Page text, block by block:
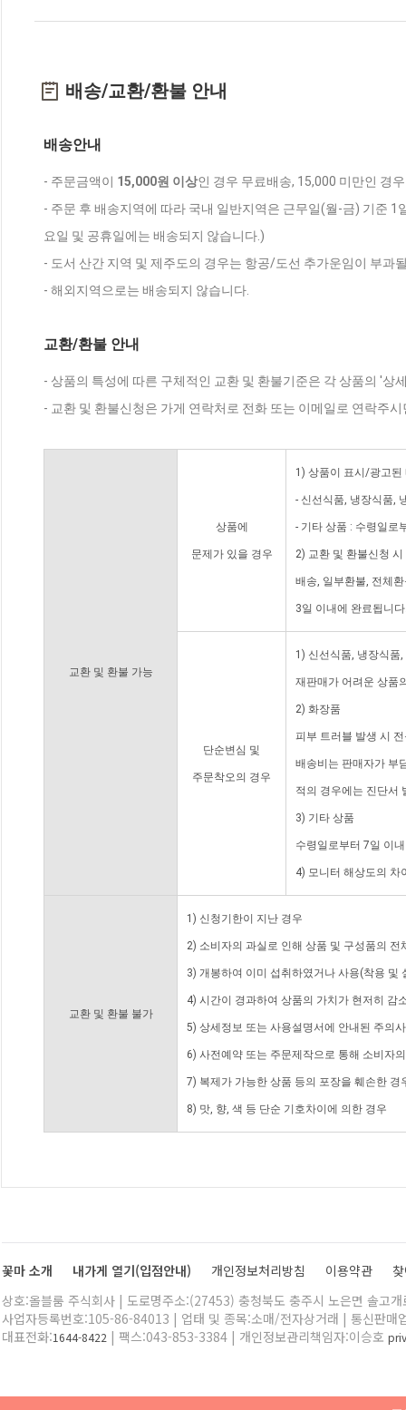
배송/교환/환불 안내
배송안내
- 주문금액이 15,000원 이상인 경우 무료배송, 15,000 미만인 경
- 주문 후 배송지역에 따라 국내 일반지역은 근무일(월-금) 기준
요일 및 공휴일에는 배송되지 않습니다.)
- 도서 산간 지역 및 제주도의 경우는 항공/도선 추가운임이 부과
- 해외지역으로는 배송되지 않습니다.
교환/환불 안내
- 상품의 특성에 따른 구체적인 교환 및 환불기준은 각 상품의 '상
- 교환 및 환불신청은 가게 연락처로 전화 또는 이메일로 연락주
교환 및 환불 가능
상품에
문제가 있을 경우
1) 상품이 표시/광고된
- 신선식품, 냉장식품,
- 기타 상품 : 수령일로
2) 교환 및 환불신청
배송, 일부환불, 전체
3일 이내에 완료됩니
단순변심 및
주문착오의 경우
1) 신선식품, 냉장식품
재판매가 어려운 상품
2) 화장품
피부 트러블 발생 시
배송비는 판매자가 부
적의 경우에는 진단서
3) 기타 상품
수령일로부터 7일 이
4) 모니터 해상도의 차
교환 및 환불 불가
1) 신청기한이 지난 경우
2) 소비자의 과실로 인해 상품 및 구성품의
3) 개봉하여 이미 섭취하였거나 사용(착용 및
4) 시간이 경과하여 상품의 가치가 현저히 감
5) 상세정보 또는 사용설명서에 안내된 주의
6) 사전예약 또는 주문제작으로 통해 소비자
7) 복제가 가능한 상품 등의 포장을 훼손한 경
8) 맛, 향, 색 등 단순 기호차이에 의한 경우
꽃마 소개 내가게 열기(입점안내) 개인정보처리방침 이용약관
상호:올블룸 주식회사 | 도로명주소:(27453) 충청북도 충주시 노은면 솔고
사업자등록번호:105-86-84013 | 업태 및 종목:소매/전자상거래 | 통신판매
대표전화:1644-8422 | 팩스:043-853-3384 | 개인정보관리책임자:이승호